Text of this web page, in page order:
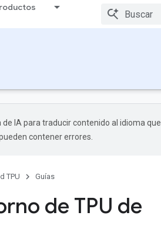
de IA para traducir contenido al idioma que
contener errores.
TPU Guías
de TPU de